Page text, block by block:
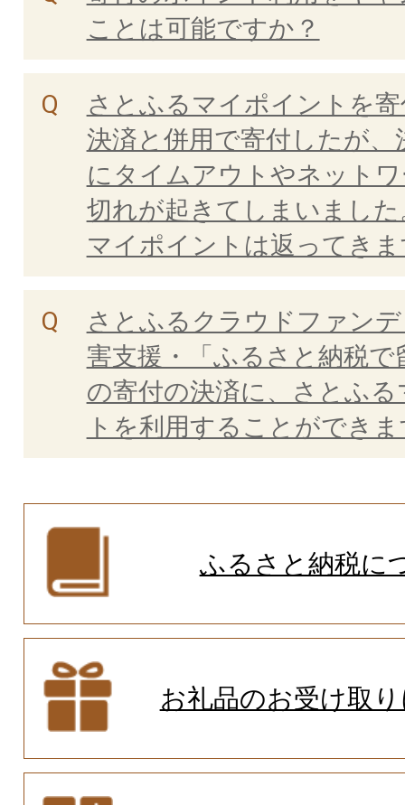
ことは可能ですか？
さとふるマイポイントを
決済と併用で寄付したが、
にタイムアウトやネット
切れが起きてしまいまし
マイポイントは返ってき
さとふるクラウドファン
害支援・「ふるさと納税で
の寄付の決済に、さとふ
トを利用することができ
ふるさと納税に
お礼品のお受け取